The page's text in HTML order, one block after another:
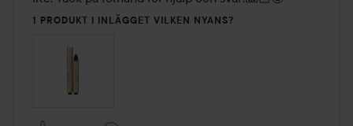
1 PRODUKT I INLÄGGET VILKEN NYANS?